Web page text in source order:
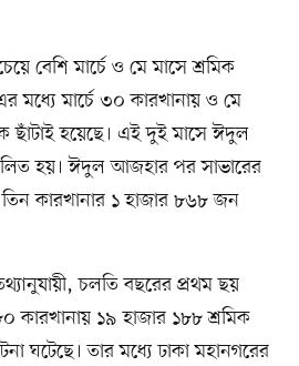
বেশি মার্চে ও মে মাসে শ্রমিক
মধ্যে মার্চে ৩০ কারখানায় ও মে
ছাঁটাই হয়েছে। এই দুই মাসে ঈদুল
হয়। ঈদুল আজহার পর সাভারের
কারখানার ১ হাজার ৮৬৮ জন
চলতি বছরের প্রথম ছয়
কারখানায় ১৯ হাজার ১৮৮ শ্রমিক
ঘটেছে। তার মধ্যে ঢাকা মহানগরের